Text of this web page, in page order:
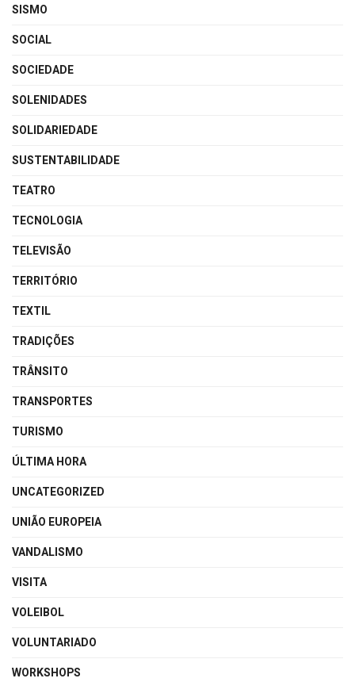
SISMO
SOCIAL
SOCIEDADE
SOLENIDADES
SOLIDARIEDADE
SUSTENTABILIDADE
TEATRO
TECNOLOGIA
TELEVISÃO
TERRITÓRIO
TEXTIL
TRADIÇÕES
TRÂNSITO
TRANSPORTES
TURISMO
ÚLTIMA HORA
UNCATEGORIZED
UNIÃO EUROPEIA
VANDALISMO
VISITA
VOLEIBOL
VOLUNTARIADO
WORKSHOPS